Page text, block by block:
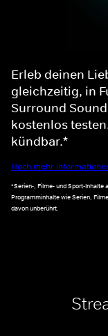
Erleb deinen
gleichzeitig, in
Surround
kostenlos
kündbar.*
Noch mehr
*Serien-, Filme- und Sport-Inhalte
Programminhalte wie Serien,
davon unberührt.